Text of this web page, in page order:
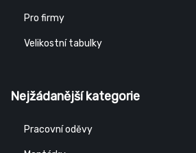
Pro firmy
Velikostní tabulky
Nejžádanější kategorie
Pracovní oděvy